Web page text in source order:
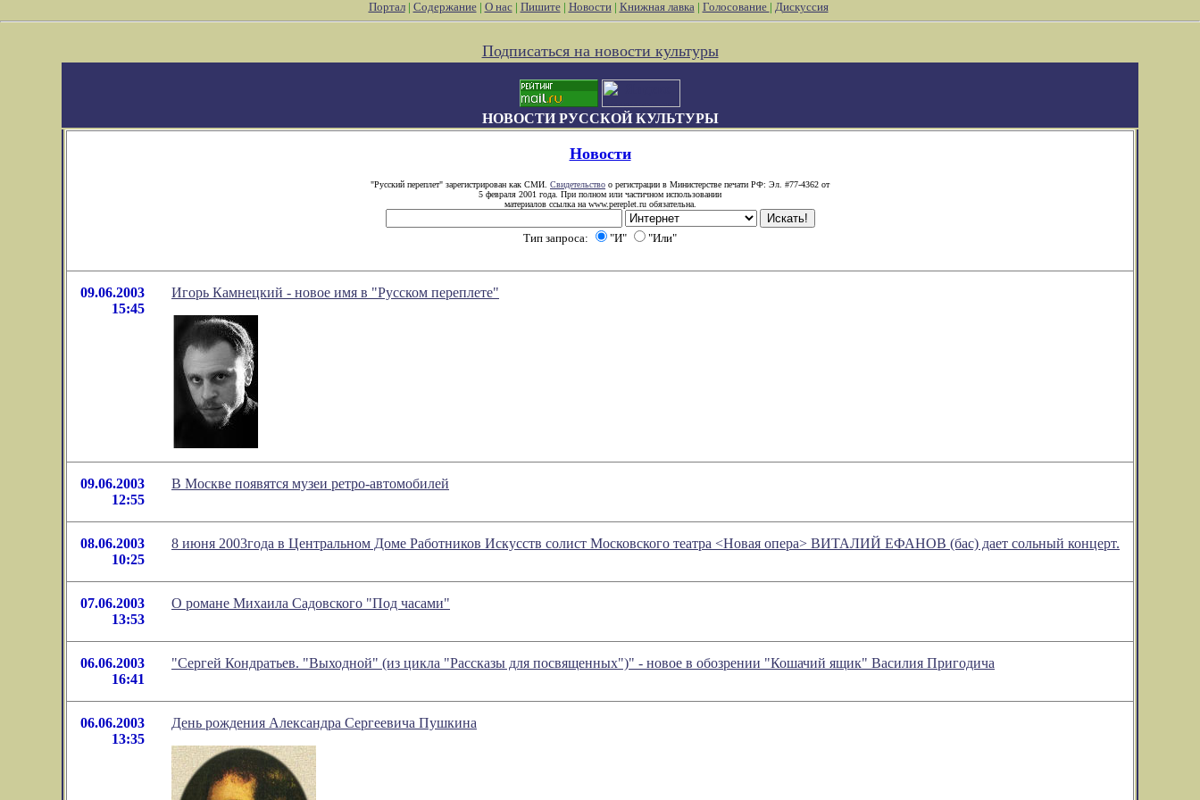
Портал| Содержание| О нас| Пишите| Новости| Книжная лавка| Голосование | Дискуссия
Подписаться на новости культуры
НОВОСТИ РУССКОЙ КУЛЬТУРЫ
Новости
"Русский переплет" зарегистрирован как СМИ. Свидетельство о регистрации в Министерстве печати РФ: Эл. #77-4362 от
5 февраля 2001 года. При полном или частичном использовании
материалов ссылка на www.pereplet.ru обязательна.
Тип запроса: "И" "Или"
09.06.2003
15:45
Игорь Камнецкий - новое имя в "Русском переплете"
09.06.2003
12:55
В Москве появятся музеи ретро-автомобилей
08.06.2003
10:25
8 июня 2003года в Центральном Доме Работников Искусств солист Московского театра <Новая опера> ВИТАЛИЙ ЕФАНОВ (бас) дает сольный концерт.
07.06.2003
13:53
О романе Михаила Садовского "Под часами"
06.06.2003
16:41
"Сергей Кондратьев. "Выходной" (из цикла "Рассказы для посвященных")" - новое в обозрении "Кошачий ящик" Василия Пригодича
06.06.2003
13:35
День рождения Александра Сергеевича Пушкина